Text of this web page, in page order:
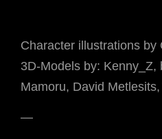
Character illustrations by
3D-Models by: Kenny_Z,
Mamoru, David
—